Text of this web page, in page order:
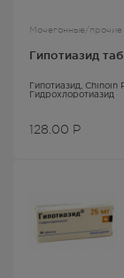
Мочегонные/прочие
Гипотиазид
Гипотиазид, Chinoin
Гидрохлоротиазид
128.00 Р